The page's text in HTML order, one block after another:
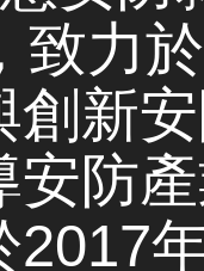
致力
創新
安防
2017